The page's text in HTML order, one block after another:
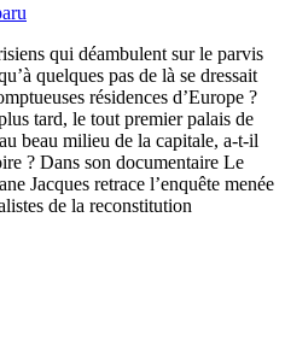
qui déambulent sur le parvis
quelques pas de là se dressait
résidences d’Europe ?
tard, le tout premier palais de
beau milieu de la capitale, a-t-il
? Dans son documentaire Le
Jacques retrace l’enquête menée
de la reconstitution